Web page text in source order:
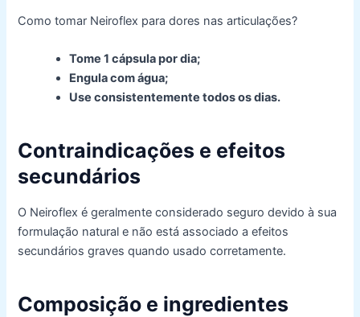
Como tomar Neiroflex para dores nas articulações?
Tome 1 cápsula por dia;
Engula com água;
Use consistentemente todos os dias.
Contraindicações e efeitos
secundários
O Neiroflex é geralmente considerado seguro devido à sua
formulação natural e não está associado a efeitos
secundários graves quando usado corretamente.
Composição e ingredientes